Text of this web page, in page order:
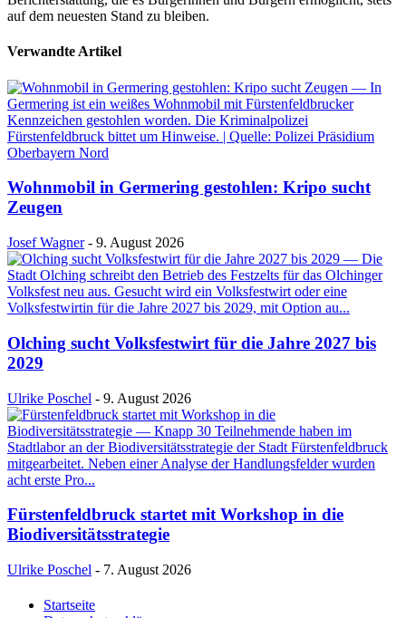
auf dem neuesten Stand zu bleiben.
Verwandte Artikel
Wohnmobil in Germering gestohlen: Kripo sucht
Zeugen
Josef Wagner - 9. August 2026
Olching sucht Volksfestwirt für die Jahre 2027 bis
2029
Ulrike Poschel - 9. August 2026
Fürstenfeldbruck startet mit Workshop in die
Biodiversitätsstrategie
Ulrike Poschel - 7. August 2026
Startseite